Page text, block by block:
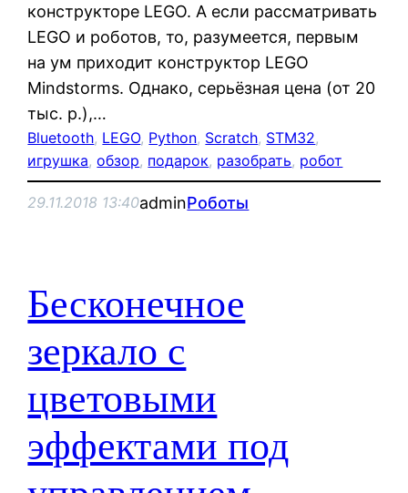
конструкторе LEGO. А если рассматривать
LEGO и роботов, то, разумеется, первым
на ум приходит конструктор LEGO
Mindstorms. Однако, серьёзная цена (от 20
тыс. р.),…
Bluetooth, LEGO, Python, Scratch, STM32
игрушка, обзор, подарок, разобрать, робот
29.11.2018 13:40adminРоботы
Бесконечное
зеркало с
цветовыми
эффектами под